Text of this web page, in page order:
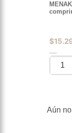
$
Aún